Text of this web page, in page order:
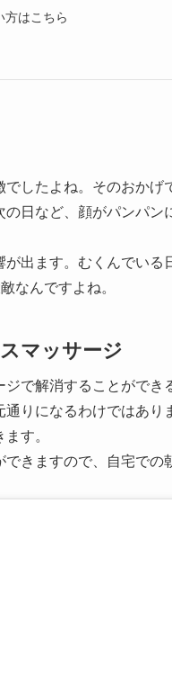
方はこちら
したよね。そのおかげ
日など、顔がパンパ
出ます。むくんでい
なんですよね。
マッサージ
で解消することができ
りになるわけではあ
す。
きますので、自宅で